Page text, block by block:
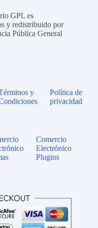
GPL es
y redistribuido por
Pública General
y
Política de
privacidad
Comercio
Electrónico
Plugins